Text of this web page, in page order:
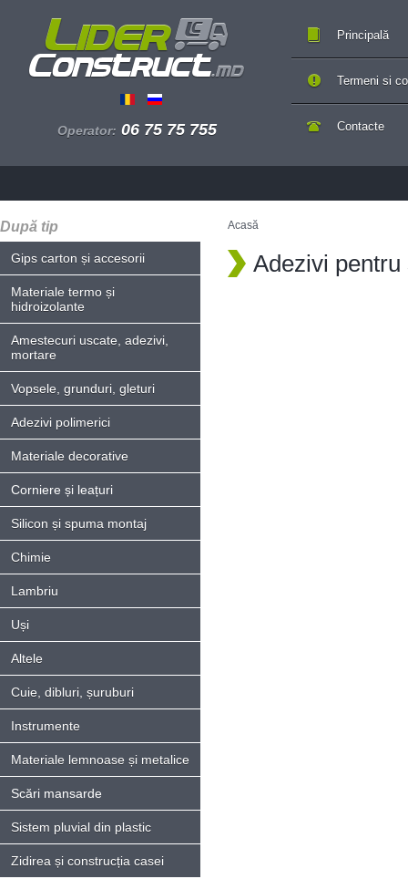
Operator: 06 75 75 755
Principală
Contacte
Termeni si
După tip
Gips carton și accesorii
Materiale termo și
hidroizolante
Amestecuri uscate, adezivi,
mortare
Vopsele, grunduri, gleturi
Adezivi polimerici
Materiale decorative
Corniere și leațuri
Silicon și spuma montaj
Chimie
Lambriu
Uși
Altele
Cuie, dibluri, șuruburi
Instrumente
Materiale lemnoase și metalice
Scări mansarde
Sistem pluvial din plastic
Zidirea și construcția casei
Acasă
Adezivi